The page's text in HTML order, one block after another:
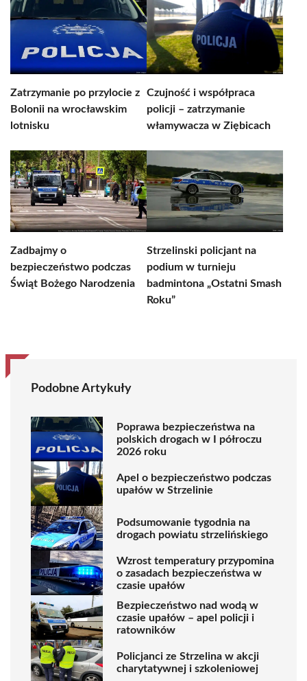
Zatrzymanie po przylocie z
Bolonii na wrocławskim
lotnisku
Czujność i współpraca
policji – zatrzymanie
włamywacza w Ziębicach
Zadbajmy o
bezpieczeństwo podczas
Świąt Bożego Narodzenia
Strzelinski policjant na
podium w turnieju
badmintona „Ostatni Smash
Roku”
Podobne Artykuły
Poprawa bezpieczeństwa na
polskich drogach w I półroczu
2026 roku
Apel o bezpieczeństwo podczas
upałów w Strzelinie
Podsumowanie tygodnia na
drogach powiatu strzelińskiego
Wzrost temperatury przypomina
o zasadach bezpieczeństwa w
czasie upałów
Bezpieczeństwo nad wodą w
czasie upałów – apel policji i
ratowników
Policjanci ze Strzelina w akcji
charytatywnej i szkoleniowej